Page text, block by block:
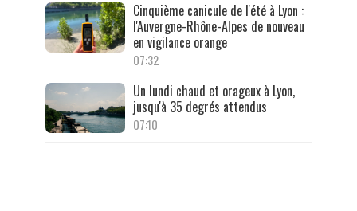
Cinquième canicule de l'été à Lyon :
l'Auvergne-Rhône-Alpes de nouveau
en vigilance orange
07:32
Un lundi chaud et orageux à Lyon,
jusqu'à 35 degrés attendus
07:10